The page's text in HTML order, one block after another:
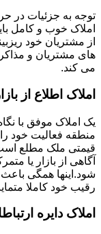
توجه به جزئیات در
املاک خوب و کامل
از مشتریان خود
های مشتریان و
می کند.
املاک اطلاع از
یک املاک موفق با
منطقه فعالیت خود
قیمتی ملک مطلع
آگاهی از بازار یا
شود.اینها همگی
رقیب خود کاملا
املاک دایره